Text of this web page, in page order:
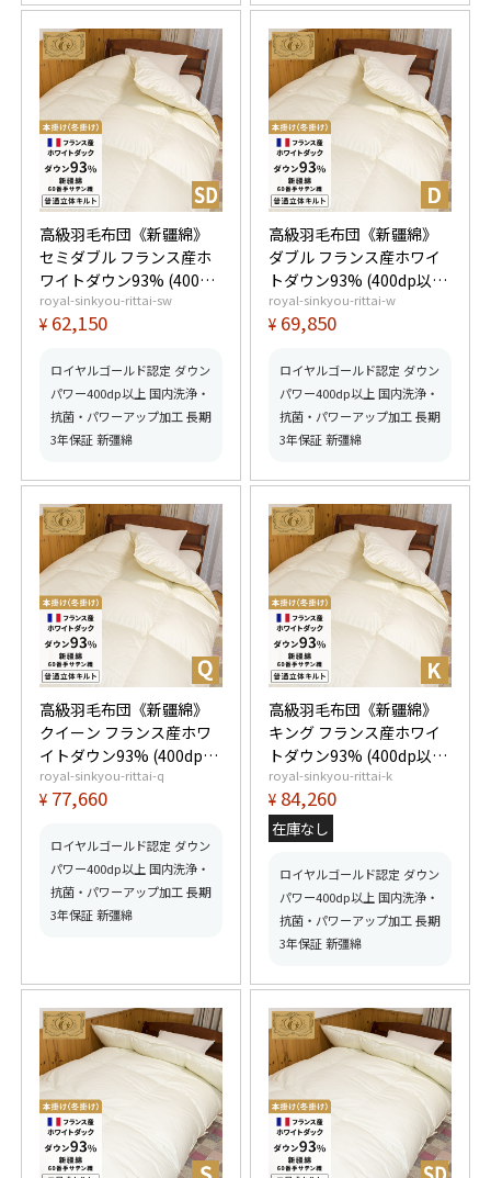
高級羽毛布団《新疆綿》
セミダブル フランス産ホ
ワイトダウン93% (400dp
以上) 羽毛量1.5kg 【5つ
星ロイヤルゴールド取
ク取得】
royal-sinkyou-rittai-sw
¥ 62,150
ロイヤルゴールド認定 ダウン
パワー400dp以上 国内洗浄・
抗菌・パワーアップ加工 長期
3年保証 新彊綿
高級羽毛布団《新疆綿》
ダブル フランス産ホワイ
トダウン93% (400dp以
上) 羽毛量1.7kg 【5つ星
ロイヤルゴールド取得】
得】
royal-sinkyou-rittai-w
¥ 69,850
ロイヤルゴールド認定 ダウン
パワー400dp以上 国内洗浄・
抗菌・パワーアップ加工 長期
3年保証 新彊綿
高級羽毛布団《新疆綿》
クイーン フランス産ホワ
イトダウン93% (400dp以
上) 羽毛量1.9kg 【5つ星
ロイヤルゴールド取得】
得】
royal-sinkyou-rittai-q
¥ 77,660
ロイヤルゴールド認定 ダウン
パワー400dp以上 国内洗浄・
抗菌・パワーアップ加工 長期
3年保証 新彊綿
高級羽毛布団《新疆綿》
キング フランス産ホワイ
トダウン93% (400dp以
上) 羽毛量2.0kg 【5つ星
ロイヤルゴールド取得】
【グッドふとんマーク取
得】
royal-sinkyou-rittai-k
¥ 84,260
在庫なし
ロイヤルゴールド認定 ダウン
パワー400dp以上 国内洗浄・
抗菌・パワーアップ加工 長期
3年保証 新彊綿